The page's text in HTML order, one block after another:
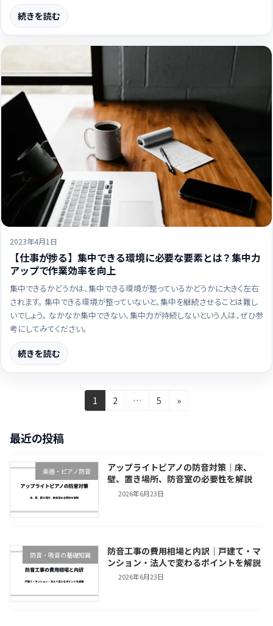
続きを読む
2023年4月1日
【仕事が捗る】集中できる環境に必要な要素とは？集中力
アップで作業効率を向上
集中できるかどうかは、集中できる環境が整っているかどうかに大きく左右
されます。 集中できる環境が整っていないと、集中を継続させることは難し
いでしょう。 なかなか集中できない、集中力が持続しないという人は、ぜひ参
考にしてみてください。
続きを読む
の
ペ
ー
送
り
固
定
1
固
2 …
固
5 »
最近の投稿
楽器・ピアノ防音
アップライトピアノの防音対策｜床、
壁、置き場所、防音室の必要性を解説
2026年6月23日
防音・吸音の基礎知識
防音工事の費用相場と内訳｜戸建て・マ
ンション・法人で変わるポイントを解説
2026年6月23日